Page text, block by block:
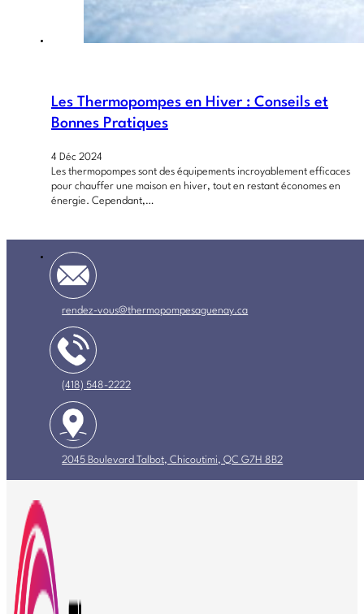
Les Thermopompes en Hiver : Conseils et
Bonnes Pratiques
4 Déc 2024
Les thermopompes sont des équipements incroyablement efficaces
pour chauffer une maison en hiver, tout en restant économes en
énergie. Cependant,…
rendez-vous@thermopompesaguenay.ca
(418) 548-2222
2045 Boulevard Talbot, Chicoutimi, QC G7H 8B2